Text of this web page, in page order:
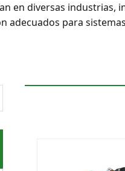
en diversas industrias,
adecuados para